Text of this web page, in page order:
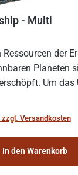
- Multi
der
Planeten
Um das
die sogenannten
gebaut. Auf diesen
Versandkosten
In den Warenkorb